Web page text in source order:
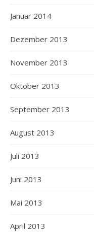
Januar 2014
Dezember 2013
November 2013
Oktober 2013
September 2013
August 2013
Juli 2013
Juni 2013
Mai 2013
April 2013